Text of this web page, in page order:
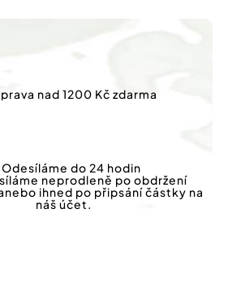
nad 1200 Kč zdarma
Odesíláme do 24 hodin
neprodleně po obdržení
ihned po připsání částky na
náš účet.